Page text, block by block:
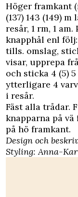
Höger framkant
(137) 143 (149)
resår, 1 rm, 1
knapphål enl
tills. omslag,
visar, upprepa
och sticka 4 (5)
ytterligare 4
i resår.
Fäst alla trådar.
knapparna på
på hö framkant.
Design och
Styling: Anna-